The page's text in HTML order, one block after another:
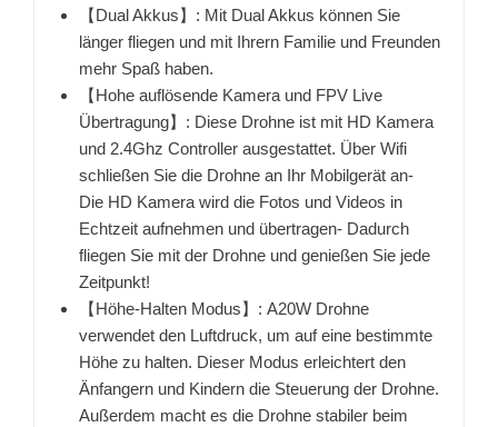
【Dual Akkus】: Mit Dual Akkus können Sie
länger fliegen und mit Ihrern Familie und Freunden
mehr Spaß haben.
【Hohe auflösende Kamera und FPV Live
Übertragung】: Diese Drohne ist mit HD Kamera
und 2.4Ghz Controller ausgestattet. Über Wifi
schließen Sie die Drohne an Ihr Mobilgerät an-
Die HD Kamera wird die Fotos und Videos in
Echtzeit aufnehmen und übertragen- Dadurch
fliegen Sie mit der Drohne und genießen Sie jede
Zeitpunkt!
【Höhe-Halten Modus】: A20W Drohne
verwendet den Luftdruck, um auf eine bestimmte
Höhe zu halten. Dieser Modus erleichtert den
Änfangern und Kindern die Steuerung der Drohne.
Außerdem macht es die Drohne stabiler beim